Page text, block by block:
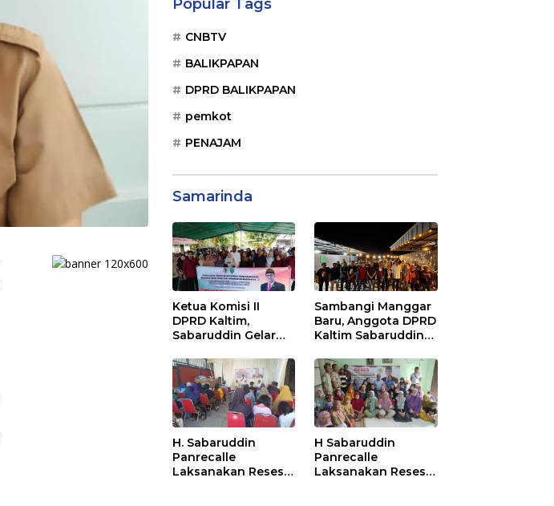
Popular Tags
CNBTV
BALIKPAPAN
DPRD BALIKPAPAN
pemkot
PENAJAM
Samarinda
Ketua Komisi II
DPRD Kaltim,
Sabaruddin Gelar
Pajak dan Retribusi
Daerah di
Sepinggan Raya
Balikpapan
Sambangi Manggar
Baru, Anggota DPRD
Kaltim Sabaruddin
Kepemudaan di
Balikpapan
H. Sabaruddin
Panrecalle
Laksanakan Reses
H Sabaruddin
Panrecalle
Laksanakan Reses